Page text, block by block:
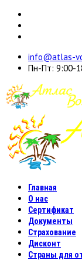
info@atlas-
Пн-Пт: 9:00-
Главная
О нас
Сертификат
Документы
Страхование
Дисконт
Страны для